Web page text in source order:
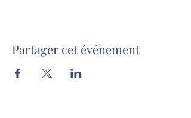
Partager cet événement